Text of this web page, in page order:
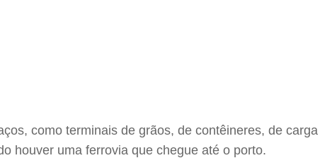
como terminais de grãos, de contêineres, de
houver uma ferrovia que chegue até o porto.